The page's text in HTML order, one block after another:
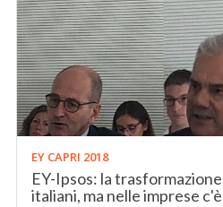
EY CAPRI 2018
EY-Ipsos: la
italiani, ma nelle imprese